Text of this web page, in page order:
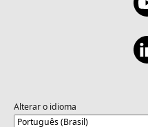
Alterar o idioma